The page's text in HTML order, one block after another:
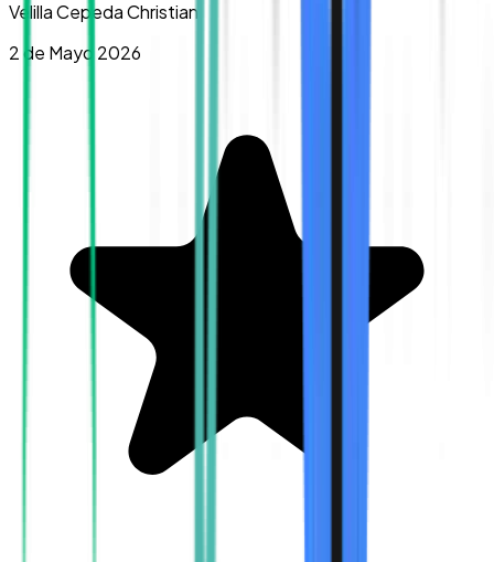
Velilla Cepeda Christian
2 de Mayo 2026